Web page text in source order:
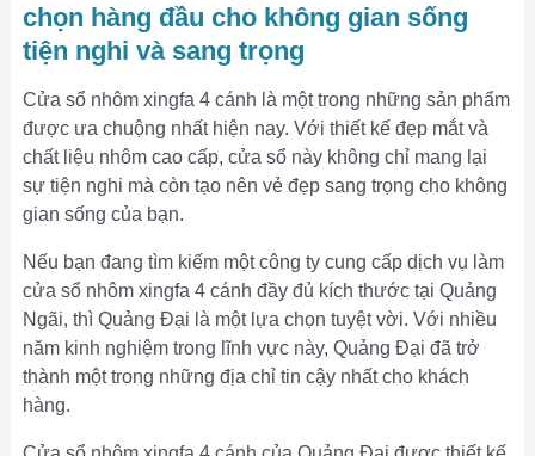
chọn hàng đầu cho không gian sống
tiện nghi và sang trọng
Cửa sổ nhôm xingfa 4 cánh là một trong những sản phẩm
được ưa chuộng nhất hiện nay. Với thiết kế đẹp mắt và
chất liệu nhôm cao cấp, cửa sổ này không chỉ mang lại
sự tiện nghi mà còn tạo nên vẻ đẹp sang trọng cho không
gian sống của bạn.
Nếu bạn đang tìm kiếm một công ty cung cấp dịch vụ làm
cửa sổ nhôm xingfa 4 cánh đầy đủ kích thước tại Quảng
Ngãi, thì Quảng Đại là một lựa chọn tuyệt vời. Với nhiều
năm kinh nghiệm trong lĩnh vực này, Quảng Đại đã trở
thành một trong những địa chỉ tin cậy nhất cho khách
hàng.